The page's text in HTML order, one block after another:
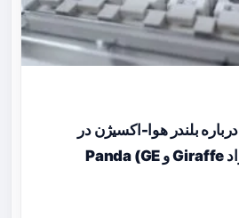
هشدار اصلاحی FDA درباره بلندر هوا-اکسیژن در
سیستم‌های احیای نوزاد Giraffe و Panda (GE